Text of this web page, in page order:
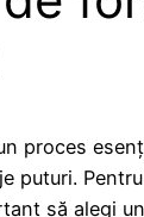
proces
puturi.
să alegi